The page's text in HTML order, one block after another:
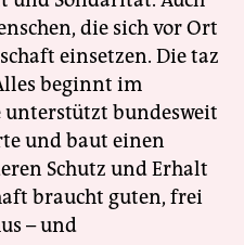
die sich vor Ort
einsetzen. Die taz
beginnt im
unterstützt bundesweit
und baut einen
Schutz und Erhalt
braucht guten, frei
– und